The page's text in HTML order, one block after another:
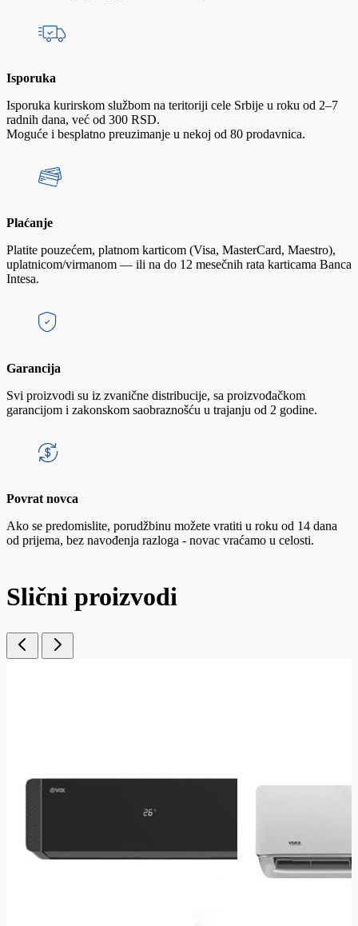
Isporuka
Isporuka kurirskom službom na teritoriji cele Srbije u roku od 2–7
radnih dana, već od 300 RSD.
Moguće i besplatno preuzimanje u nekoj od 80 prodavnica.
Plaćanje
Platite pouzećem, platnom karticom (Visa, MasterCard, Maestro),
uplatnicom/virmanom — ili na do 12 mesečnih rata karticama Banca
Intesa.
Garancija
Svi proizvodi su iz zvanične distribucije, sa proizvođačkom
garancijom i zakonskom saobraznošću u trajanju od 2 godine.
Povrat novca
Ako se predomislite, porudžbinu možete vratiti u roku od 14 dana
od prijema, bez navođenja razloga - novac vraćamo u celosti.
Slični proizvodi